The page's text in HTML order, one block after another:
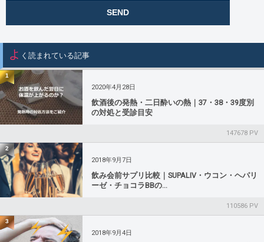
よ く読まれている記事
1
2020年4月28日
飲酒後の発熱・二日酔いの熱｜37・38・39度別
の対処と受診目安
147678 PV
2
2018年9月7日
飲み会前サプリ比較｜SUPALIV・ウコン・ヘパリ
ーゼ・チョコラBBの...
110586 PV
3
2018年9月4日